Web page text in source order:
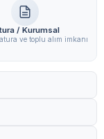
/ Kurumsal
ve toplu alım imkanı